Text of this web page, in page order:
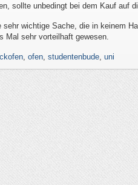
sollte unbedingt bei dem Kauf auf
sehr wichtige Sache, die in keinem
Mal sehr vorteilhaft gewesen.
, ofen, studentenbude, uni